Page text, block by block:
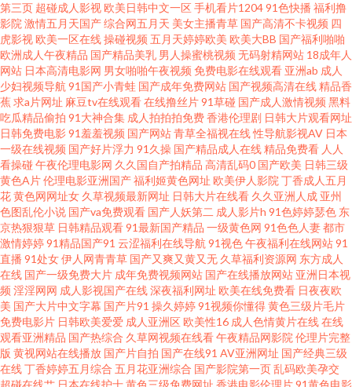
人的天堂性爱图 污影院啪啪啪麻豆 91青娱乐首页 四虎五区 91福利导 91在线
视频在线观看 国产亚洲欧美在线 日韩伦理在线观看 最新91福利区 91在线视
频福利观看 91福利视频地址导航 操碰在线视频95av 久肏久久肏 午夜剧场成
人免费A片 91香蕉视频www 黑丝美女被后入 日韩三级网址 91喷浆白丝 日韩
另类视屏 另类bdsm蜘蛛 女同另类专区久 超踫国产熟女 欧美人妖视频 亚洲福
利一区色午夜 91视频你懂的老司机 国产suv精品97 男人的天堂日日夜夜 在线
观看小视频 99re网 激情六月天婷婷 日韩高清无码免费网址 91ncom最新福利
91无毛 国产第33也 男人看片网站AV 在线一区二区 91足交网 欧美日韩一区
在线看黄专用网站 91网页官网页 国产黑丝在线观看 欧美男女性生活 中文网
91 91孕妇在线观看 亚洲男人的天堂www 91熟女中文免费 国产人妻精品在线
第三页 超碰成人影视欧美日韩中文一区手机看片120491色快播 福利撸
影院 激情五月天国产综合网五月天 美女主播青草 国产高清不卡视频 四
虎影视欧美一区在线操碰视频 五月天婷婷欧美 欧美大BB 国产福利啪啪
欧洲成人午夜精品 国产精品美乳 男人操蜜桃视频 无码射精网站 18成年人
网站 日本高清电影网 男女啪啪午夜视频 免费电影在线观看 亚洲ab 成人
少妇视频导航 91国产小青蛙 国产成年免费网站 国产视频高清在线精品香
蕉求a片网址 麻豆tv在线观看在线撸丝片91草碰 国产成人激情视频 黑料
吃瓜精品偷拍 91大神合集 成人拍拍拍免费香港伦理剧 日韩大片观看网址
日韩免费电影91羞羞视频 国产网站青草全福视在线性导航影视AV 日本
一级在线视频 国产好片浮力 91久操 国产精品成人在线精品免费看 人人
看操碰 午夜伦理电影网 久久国自产拍精品 高清乱码0 国产欧美 日韩三级
黄色A片伦理电影亚洲国产福利姬黄色网址 欧美伊人影院 丁香成人五月
花黄色网网址女 久草视频最新网址 日韩大片在线看 久久亚洲人成 亚州
色图乱伦小说 国产va免费观看 国产人妖第二 成人影片h 91色婷婷瑟色 东
京热狠狠草 日韩精品观看91最新国产精品 一级黄色网 91色色人妻都市
激情婷婷91精品国产91 云涩福利在线导航 91视色午夜福利在线网站91
直播 91处女伊人网青青草 国产又爽又黄又无 久草福利资源网 东方成人
在线 国产一级免费大片 成年免费视频网站 国产在线播放网站 亚洲日本视
频 淫淫网网 成人影视国产在线深夜福利网址 欧美在线免费看 日夜夜欧
美 国产大片中文字幕 国产片91 操久婷婷91视频你懂得黄色三级片毛片
免费电影片 日韩欧美爱爱 成人亚洲区欧美性16 成人色情黄片在线在线
观看亚洲精品 国产热综合 久草网视频在线看午夜精品网影院 伦理片完整
版 黄视网站在线播放 国产片自拍 国产在线91 AV亚洲网址 国产经典三级
在线丁香婷婷五月综合 五月花亚洲综合 国产影院第一页乱码欧美孕交
超碰在线艹 日本在线护士黄色三级免费网址 香港电影伦理片91黄色电影